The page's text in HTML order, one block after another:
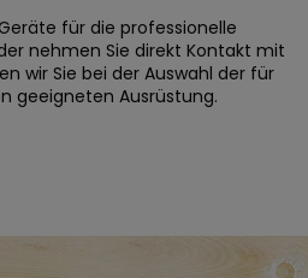
für die professionelle
nehmen Sie direkt Kontakt mit
wir Sie bei der Auswahl der für
geeigneten Ausrüstung.